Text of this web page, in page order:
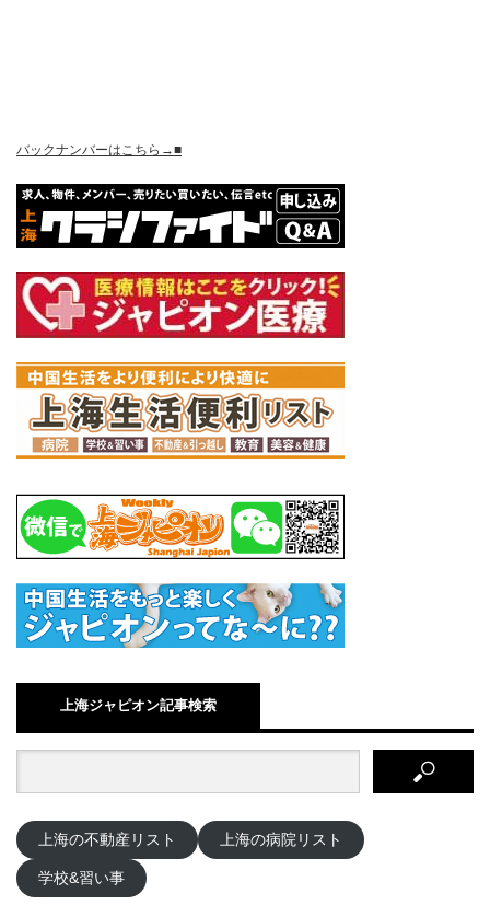
バックナンバーはこちら→■
上海ジャピオン記事検索
上海の不動産リスト 上海の病院リスト
学校&習い事